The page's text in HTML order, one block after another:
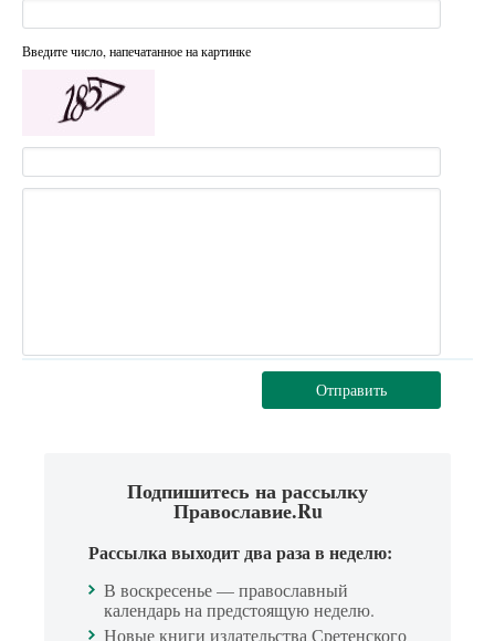
Введите число, напечатанное на картинке
Отправить
Подпишитесь на рассылку
Православие.Ru
Рассылка выходит два раза в неделю:
В воскресенье — православный
календарь на предстоящую неделю.
Новые книги издательства Сретенского